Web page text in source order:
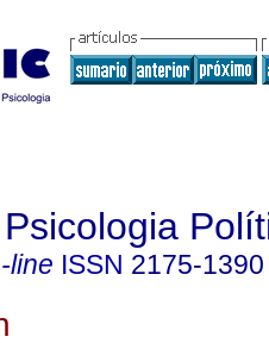
line ISSN 2175-1390